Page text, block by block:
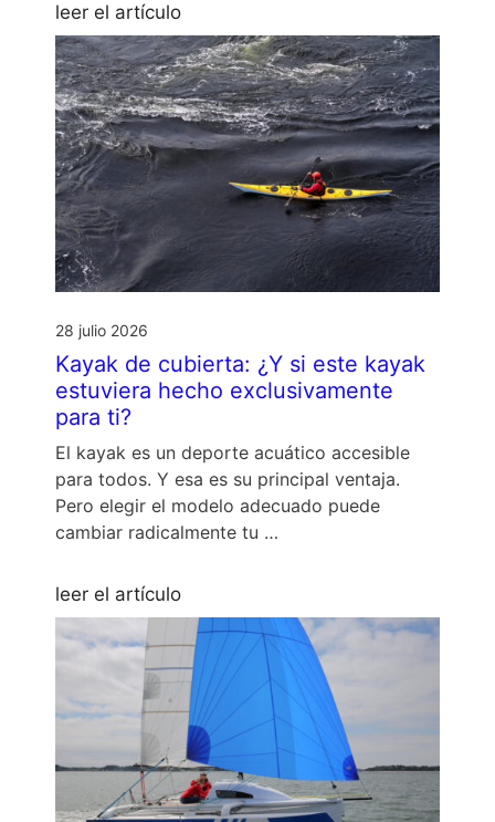
leer el artículo
28 julio 2026
Kayak de cubierta: ¿Y si este kayak
estuviera hecho exclusivamente
para ti?
El kayak es un deporte acuático accesible
para todos. Y esa es su principal ventaja.
Pero elegir el modelo adecuado puede
cambiar radicalmente tu …
leer el artículo